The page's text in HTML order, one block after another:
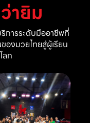
ายิม
การระดับมืออาชีพที่
งมวยไทยสู่ผู้เรียน
ลก